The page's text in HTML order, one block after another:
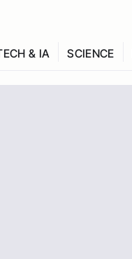
& IA SCIENCE